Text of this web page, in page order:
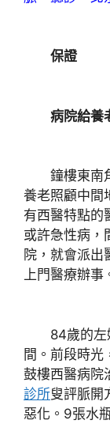
保證
病院給養老
鐘樓東南角
養老照顧中間
有西醫特點的
或許急性病，
院，就會派出
上門醫療辦事
84歲的左奶
間。前段時光
鼓樓西醫病院
診所叟評脈開
惡化。9張水